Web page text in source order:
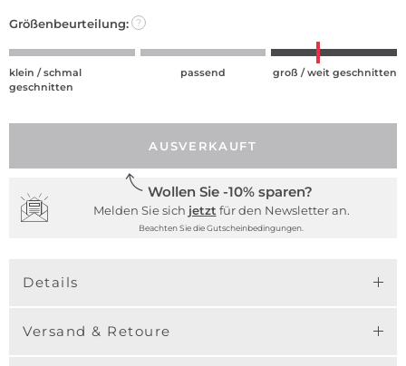
Größenbeurteilung: ?
klein / schmal
geschnitten
passend groß / weit geschnitten
AUSVERKAUFT
Wollen Sie -10% sparen?
Melden Sie sich jetzt für den Newsletter an.
Beachten Sie die Gutscheinbedingungen.
Details
Versand & Retoure